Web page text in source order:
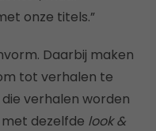
onze titels.”
Daarbij maken
tot verhalen te
verhalen worden
dezelfde look &